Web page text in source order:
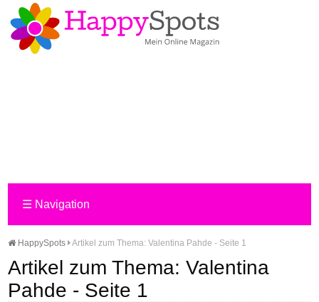
☰ Navigation
HappySpots Artikel zum Thema: Valentina Pahde - Seite 1
Artikel zum Thema: Valentina
Pahde - Seite 1